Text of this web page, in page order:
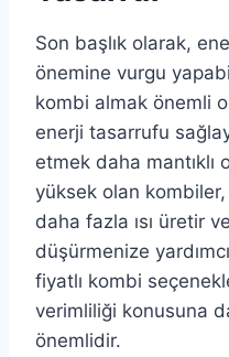
Son başlık olarak,
önemine vurgu
kombi almak önemli
enerji tasarrufu
etmek daha mantıklı
yüksek olan
daha fazla ısı üretir
düşürmenize
fiyatlı kombi
verimliliği konusuna
önemlidir.